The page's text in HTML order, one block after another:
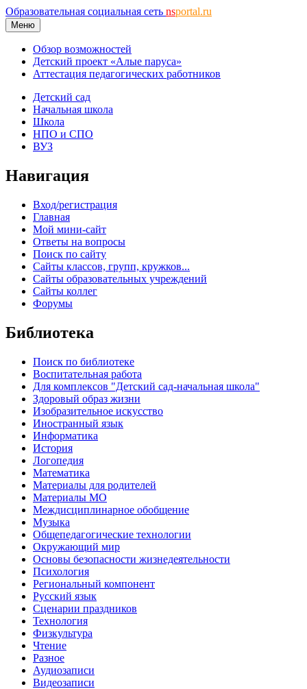
Образовательная социальная сеть nsportal.ru
Меню
Обзор возможностей
Детский проект «Алые паруса»
Аттестация педагогических работников
Детский сад
Начальная школа
Школа
НПО и СПО
ВУЗ
Навигация
Вход/регистрация
Главная
Мой мини-сайт
Ответы на вопросы
Поиск по сайту
Сайты классов, групп, кружков...
Сайты образовательных учреждений
Сайты коллег
Форумы
Библиотека
Поиск по библиотеке
Воспитательная работа
Для комплексов "Детский сад-начальная школа"
Здоровый образ жизни
Изобразительное искусство
Иностранный язык
Информатика
История
Логопедия
Математика
Материалы для родителей
Материалы МО
Междисциплинарное обобщение
Музыка
Общепедагогические технологии
Окружающий мир
Основы безопасности жизнедеятельности
Психология
Региональный компонент
Русский язык
Сценарии праздников
Технология
Физкультура
Чтение
Разное
Аудиозаписи
Видеозаписи